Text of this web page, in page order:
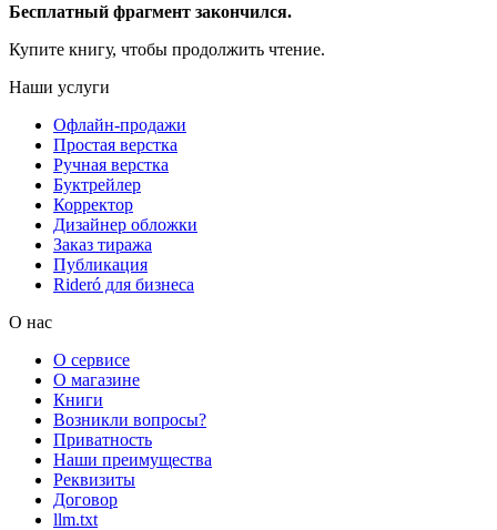
Бесплатный фрагмент закончился.
Купите книгу, чтобы продолжить чтение.
Наши услуги
Офлайн-продажи
Простая верстка
Ручная верстка
Буктрейлер
Корректор
Дизайнер обложки
Заказ тиража
Публикация
Rideró для бизнеса
О нас
О сервисе
О магазине
Книги
Возникли вопросы?
Приватность
Наши преимущества
Реквизиты
Договор
llm.txt